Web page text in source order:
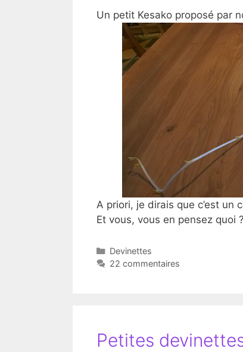
Un petit Kesako proposé par
A priori, je dirais que c’est un
Et vous, vous en pensez quoi ?
Catégories
Devinettes
22 commentaires
Petites